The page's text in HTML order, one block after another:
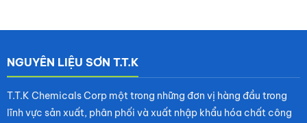
NGUYÊN LIỆU SƠN T.T.K
T.T.K Chemicals Corp một trong những đơn vị hàng đầu trong
lĩnh vực sản xuất, phân phối và xuất nhập khẩu hóa chất công